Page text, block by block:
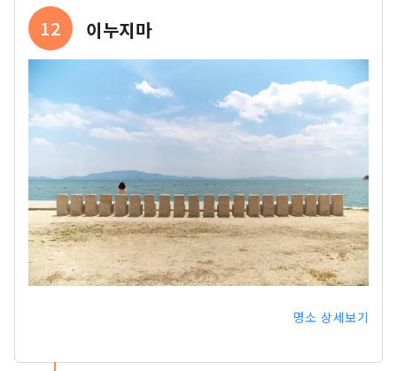
12 이누지마
명소 상세보기